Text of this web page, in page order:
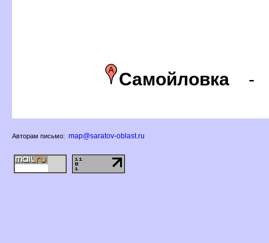
Самойловка
Авторам письмо: map@saratov-oblast.ru